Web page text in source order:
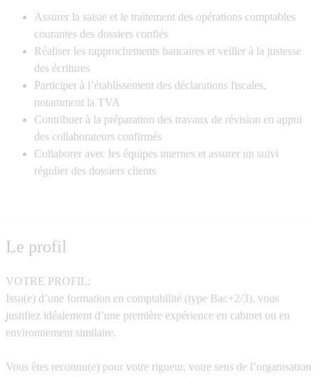
Assurer la saisie et le traitement des opérations comptables
courantes des dossiers confiés
Réaliser les rapprochements bancaires et veiller à la justesse
des écritures
Participer à l’établissement des déclarations fiscales,
notamment la TVA
Contribuer à la préparation des travaux de révision en appui
des collaborateurs confirmés
Collaborer avec les équipes internes et assurer un suivi
régulier des dossiers clients
Le profil
VOTRE PROFIL:
Issu(e) d’une formation en comptabilité (type Bac+2/3), vous
justifiez idéalement d’une première expérience en cabinet ou en
environnement similaire.
Vous êtes reconnu(e) pour votre rigueur, votre sens de l’organisation